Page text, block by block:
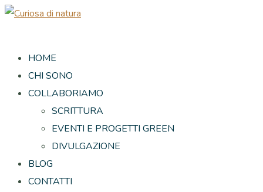
HOME
CHI SONO
COLLABORIAMO
SCRITTURA
EVENTI E PROGETTI GREEN
DIVULGAZIONE
BLOG
CONTATTI